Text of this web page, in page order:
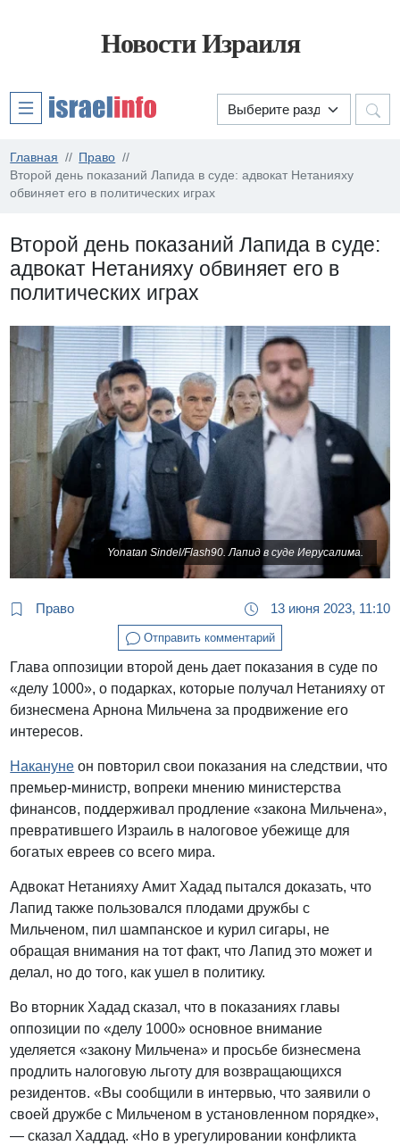
Новости Израиля
Главная
Право
Второй день показаний Лапида в суде: адвокат Нетанияху
обвиняет его в политических играх
Второй день показаний Лапида в суде:
адвокат Нетанияху обвиняет его в
политических играх
Yonatan Sindel/Flash90. Лапид в суде Иерусалима.
Право 13 июня 2023, 11:10
Отправить комментарий
Глава оппозиции второй день дает показания в суде по
«делу 1000», о подарках, которые получал Нетанияху от
бизнесмена Арнона Мильчена за продвижение его
интересов.
Накануне он повторил свои показания на следствии, что
премьер-министр, вопреки мнению министерства
финансов, поддерживал продление «закона Мильчена»,
превратившего Израиль в налоговое убежище для
богатых евреев со всего мира.
Адвокат Нетанияху Амит Хадад пытался доказать, что
Лапид также пользовался плодами дружбы с
Мильченом, пил шампанское и курил сигары, не
обращая внимания на тот факт, что Лапид это может и
делал, но до того, как ушел в политику.
Во вторник Хадад сказал, что в показаниях главы
оппозиции по «делу 1000» основное внимание
уделяется «закону Мильчена» и просьбе бизнесмена
продлить налоговую льготу для возвращающихся
резидентов. «Вы сообщили в интервью, что заявили о
своей дружбе с Мильченом в установленном порядке»,
— сказал Хаддад. «Но в урегулировании конфликта